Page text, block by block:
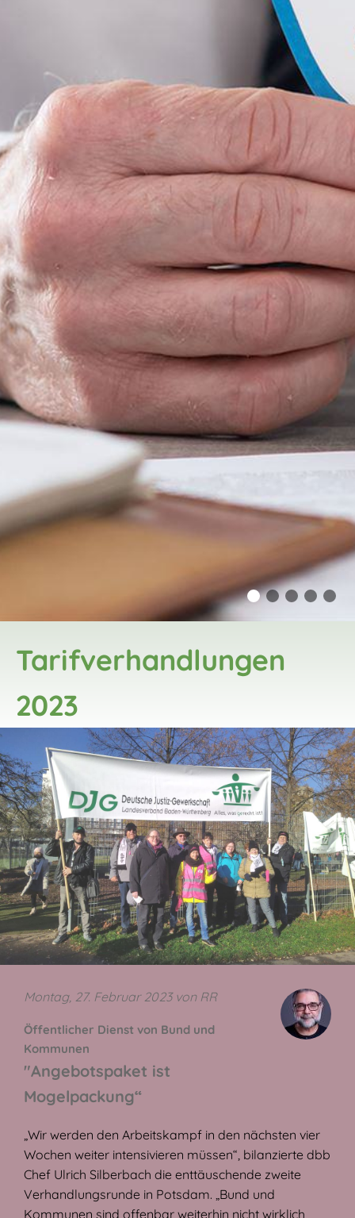
Tarifverhandlungen
2023
Montag, 27. Februar 2023 von RR
Öffentlicher Dienst von Bund und
Kommunen
"Angebotspaket ist
Mogelpackung“
„Wir werden den Arbeitskampf in den nächsten vier
Wochen weiter intensivieren müssen“, bilanzierte dbb
Chef Ulrich Silberbach die enttäuschende zweite
Verhandlungsrunde in Potsdam. „Bund und
Kommunen sind offenbar weiterhin nicht wirklich